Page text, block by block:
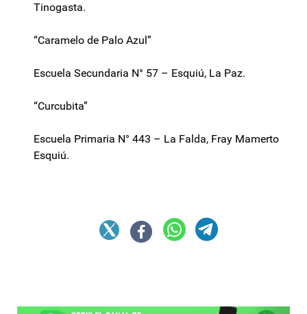
Tinogasta.
“Caramelo de Palo Azul”
Escuela Secundaria N° 57 – Esquiú, La Paz.
“Curcubita”
Escuela Primaria N° 443 – La Falda, Fray Mamerto
Esquiú.